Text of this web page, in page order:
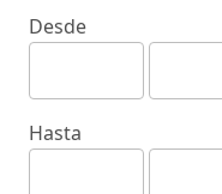
Desde
Hasta